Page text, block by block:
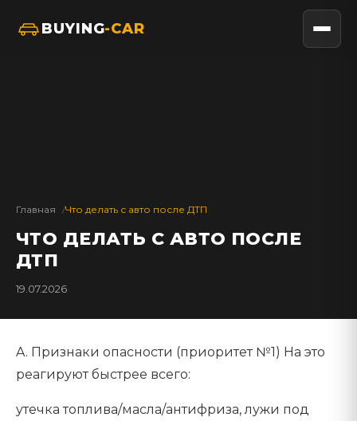
BUYING-CAR
Главная Что делать с авто после ДТП
ЧТО ДЕЛАТЬ С АВТО ПОСЛЕ
ДТП
19.07.2026
A. Признаки опасности (приоритет №1) На это
реагируют быстрее всего:
утечка топлива/масла/антифриза, лужи под